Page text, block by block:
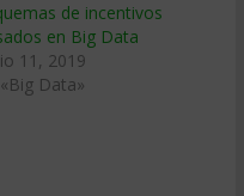
de incentivos
en Big Data
11, 2019
Data»